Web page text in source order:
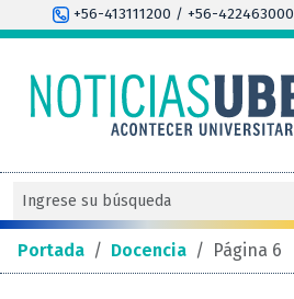
+56-413111200 / +56-422463000
Portada / Docencia / Página 6